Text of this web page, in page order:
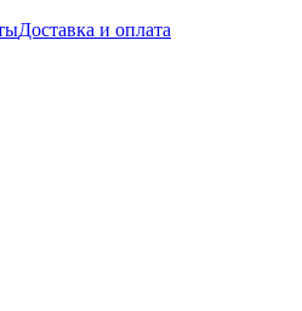
Доставка и оплата